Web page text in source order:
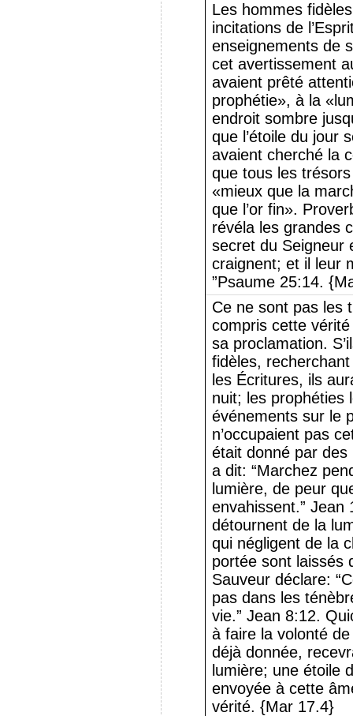
Les hommes
incitations de
enseignements de
cet avertissement
avaient prêté
prophétie», à la
endroit sombre
que l’étoile du jour
avaient cherché la
que tous les
«mieux que la
que l’or fin».
révéla les grandes
secret du Seigneur
craignent; et il leur
”Psaume 25:14.
Ce ne sont pas les
compris cette
sa proclamation.
fidèles,
les Écritures, ils
nuit; les prophéties
événements sur le
n’occupaient pas
était donné par
a dit: “Marchez
lumière, de peur
envahissent.” Jean
détournent de la
qui négligent de la
portée sont laissés
Sauveur déclare:
pas dans les
vie.” Jean 8:12.
à faire la volonté
déjà donnée,
lumière; une étoile
envoyée à cette
vérité. {Mar 17.4}